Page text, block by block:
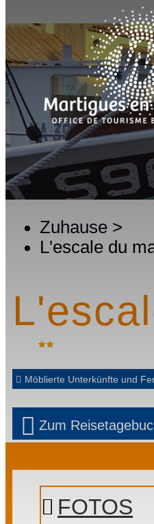
Zuhause >
L'escale du
Möblierte Unterkünfte und
Zum
FOTOS
Next